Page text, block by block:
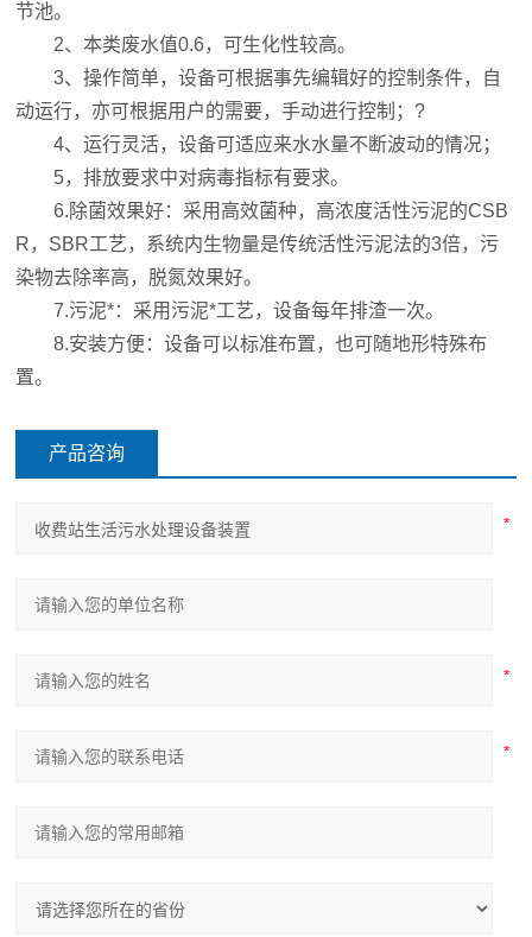
节池。
2、本类废水值0.6，可生化性较高。
3、操作简单，设备可根据事先编辑好的控制条件，自
动运行，亦可根据用户的需要，手动进行控制；?
4、运行灵活，设备可适应来水水量不断波动的情况；
5，排放要求中对病毒指标有要求。
6.除菌效果好：采用高效菌种，高浓度活性污泥的CSB
R，SBR工艺，系统内生物量是传统活性污泥法的3倍，污
染物去除率高，脱氮效果好。
7.污泥*：采用污泥*工艺，设备每年排渣一次。
8.安装方便：设备可以标准布置，也可随地形特殊布
置。
产品咨询